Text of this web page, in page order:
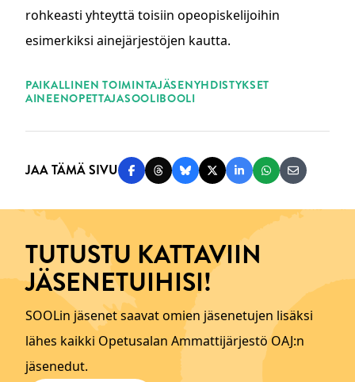
rohkeasti yhteyttä toisiin opeopiskelijoihin
esimerkiksi ainejärjestöjen kautta.
PAIKALLINEN TOIMINTAJÄSENYHDISTYKSET
AINEENOPETTAJASOOLIBOOLI
JAA TÄMÄ SIVU Jaa Facebookissa
Jaa Threadsissa
Jaa Blueskyssä
Jaa Twitterissä
Jaa LinkedInissä
Jaa Jaa
TUTUSTU KATTAVIIN
JÄSENETUIHISI!
SOOLin jäsenet saavat omien jäsenetujen lisäksi
lähes kaikki Opetusalan Ammattijärjestö OAJ:n
jäsenedut.